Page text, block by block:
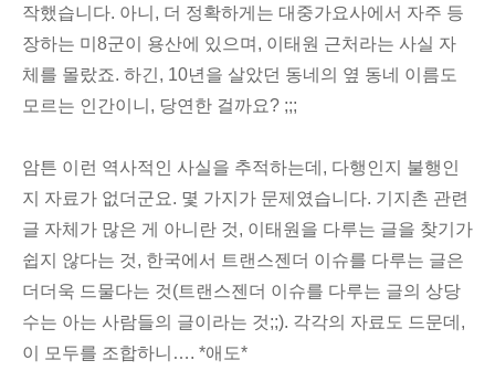
작했습니다. 아니, 더 정확하게는 대중가요사에서 자주 등
장하는 미8군이 용산에 있으며, 이태원 근처라는 사실 자
체를 몰랐죠. 하긴, 10년을 살았던 동네의 옆 동네 이름도
모르는 인간이니, 당연한 걸까요? ;;;
암튼 이런 역사적인 사실을 추적하는데, 다행인지 불행인
지 자료가 없더군요. 몇 가지가 문제였습니다. 기지촌 관련
글 자체가 많은 게 아니란 것, 이태원을 다루는 글을 찾기가
쉽지 않다는 것, 한국에서 트랜스젠더 이슈를 다루는 글은
더더욱 드물다는 것(트랜스젠더 이슈를 다루는 글의 상당
수는 아는 사람들의 글이라는 것;;). 각각의 자료도 드문데,
이 모두를 조합하니…. *애도*